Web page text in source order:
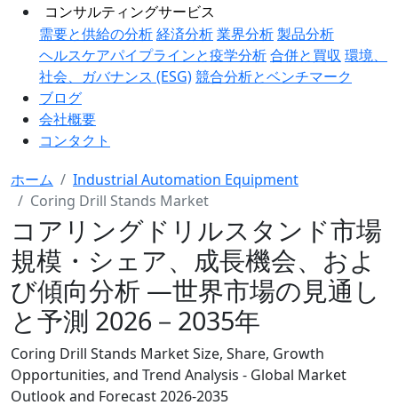
コンサルティングサービス
需要と供給の分析経済分析業界分析製品分析
ヘルスケアパイプラインと疫学分析合併と買収 環境、
社会、ガバナンス (ESG)競合分析とベンチマーク
ブログ
会社概要
コンタクト
ホーム
Industrial Automation Equipment
Coring Drill Stands Market
コアリングドリルスタンド市場
規模・シェア、成長機会、およ
び傾向分析 ―世界市場の見通し
と予測 2026－2035年
Coring Drill Stands Market Size, Share, Growth
Opportunities, and Trend Analysis - Global Market
Outlook and Forecast 2026-2035